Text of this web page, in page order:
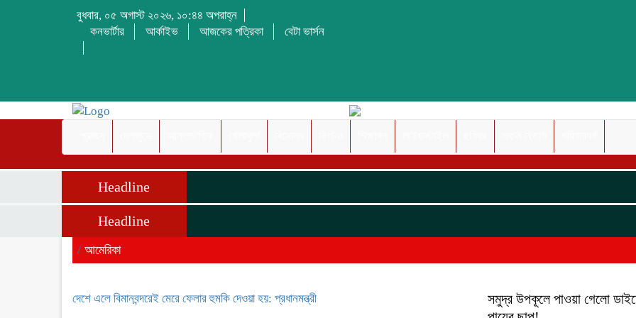
বুধবার, ০৫ অগাস্ট ২০২৬, ১০:৪৪ অপরাহ্ন
কনভার্টার
আর্কাইভ আজকের পত্রিকা বেটা ভার্সন
Headline
Headline
/ আমেরিকা
দেশে এলে বিমানবন্দরেই মেরে ফেলার হুমকি দেওয়া হয়: প্রধানমন্ত্রী
সমুদ্র উপকূলে পাওয়া গেলো